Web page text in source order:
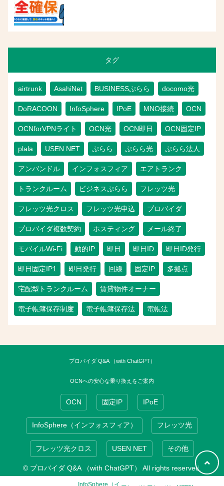
タグ
airtrunk AsahiNet BUSINESSぷらら docomo光
DoRACOON InfoSphere IPoE MNO接続 OCN
OCNforVPNライト OCN光 OCN即日 OCN固定IP
plala USEN NET ぷらら ぷらら光 ぷらら法人
アンバンドル インフォスフィア エアトランク
トランクルーム ビジネスぷらら フレッツ光
フレッツ光クロス フレッツ光申込 プロバイダ
プロバイダ複数契約 ホスティング メール終了
モバイルWi-Fi 動的IP 即日 即日ID 即日ID発行
即日固定IP1 即日発行 回線 固定IP 多拠点
宅配型トランクルーム 賃貸物件オーナー
電子帳簿保存制度 電子帳簿保存法 電帳法
プロバイダ Q&A （with ChatGPT）
OCNへの安心な乗り換えをご案内
OCN 固定IP IPoE
InfoSphere（インフォスフィア） フレッツ光
フレッツ光クロス USEN NET その他
© プロバイダ Q&A （with ChatGPT） All rights reserved.
InfoSphere（イ